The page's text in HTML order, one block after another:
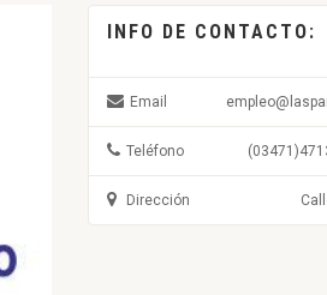
INFO DE CONTACTO:
Email
Teléfono
Dirección